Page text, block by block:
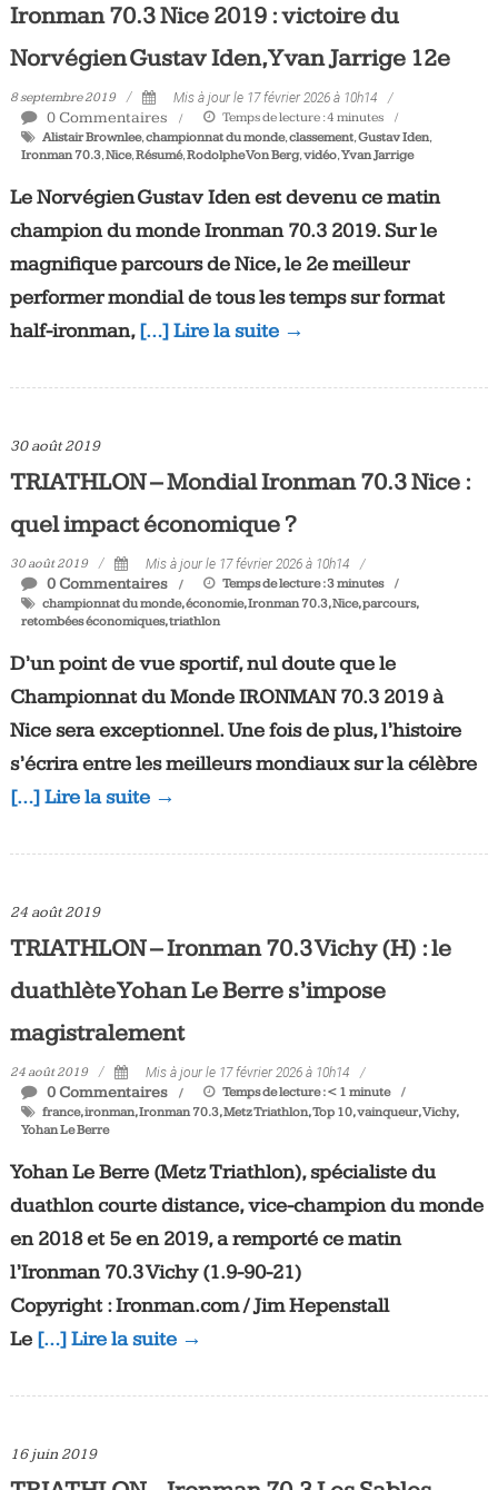
Ironman 70.3 Nice 2019 : victoire du
Norvégien Gustav Iden, Yvan Jarrige 12e
8 septembre 2019 Mis à jour le 17 février 2026 à 10h14
0 Commentaires Temps de lecture :4 minutes
Alistair Brownlee,championnat du monde,classement,Gustav Iden,
Ironman 70.3,Nice,Résumé,Rodolphe Von Berg,vidéo,Yvan Jarrige
Le Norvégien Gustav Iden est devenu ce matin
champion du monde Ironman 70.3 2019. Sur le
magnifique parcours de Nice, le 2e meilleur
performer mondial de tous les temps sur format
half-ironman,[…] Lire la suite →
30 août 2019
TRIATHLON – Mondial Ironman 70.3 Nice :
quel impact économique ?
30 août 2019 Mis à jour le 17 février 2026 à 10h14
0 Commentaires Temps de lecture :3minutes
championnat du monde,économie,Ironman 70.3,Nice,parcours,
retombées économiques,triathlon
D’un point de vue sportif, nul doute que le
Championnat du Monde IRONMAN 70.3 2019 à
Nice sera exceptionnel. Une fois de plus, l’histoire
s’écrira entre les meilleurs mondiaux sur la célèbre
[…] Lire la suite →
24 août 2019
TRIATHLON – Ironman 70.3 Vichy (H) : le
duathlète Yohan Le Berre s’impose
magistralement
24 août 2019 Mis à jour le 17 février 2026 à 10h14
0 Commentaires Temps de lecture : < 1 minute
france,ironman,Ironman 70.3,Metz Triathlon,Top 10,vainqueur,Vichy,
Yohan Le Berre
Yohan Le Berre (Metz Triathlon), spécialiste du
duathlon courte distance, vice-champion du monde
en 2018 et 5e en 2019, a remporté ce matin
l’Ironman 70.3 Vichy (1.9-90-21)
Copyright : Ironman.com / Jim Hepenstall
Le […] Lire la suite →
16 juin 2019